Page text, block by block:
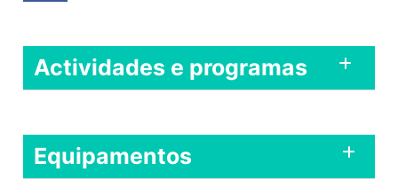
Actividades e programas
Equipamentos